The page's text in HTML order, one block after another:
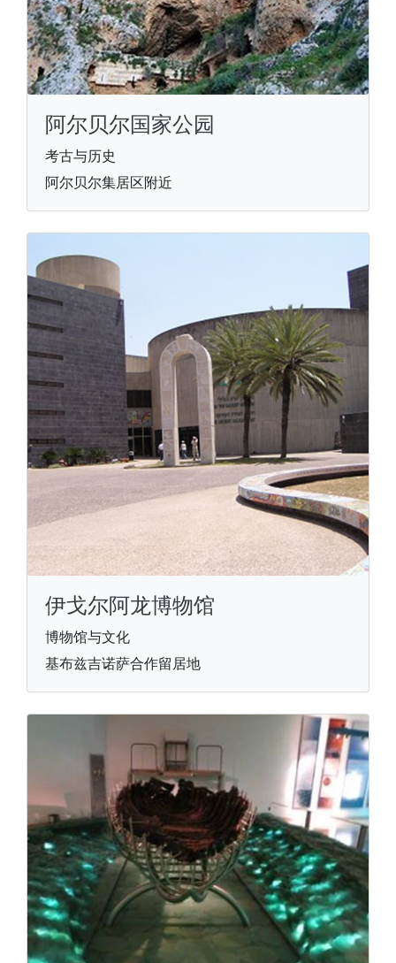
阿尔贝尔国家公园
考古与历史
阿尔贝尔集居区附近
伊戈尔阿龙博物馆
博物馆与文化
基布兹吉诺萨合作留居地